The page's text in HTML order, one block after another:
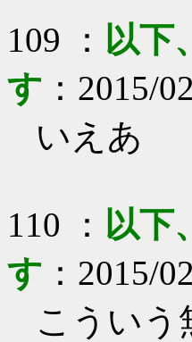
109 ： 以下
す ： 2015/
いえあ
110 ： 以下
す ： 2015/
こういう